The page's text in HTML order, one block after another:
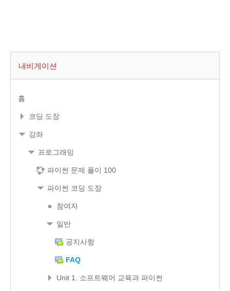
내비게이션
홈
코딩 도장
강좌
프로그래밍
파이썬 문제 풀이 100
파이썬 코딩 도장
참여자
일반
공지사항
FAQ
Unit 1. 소프트웨어 교육과 파이썬